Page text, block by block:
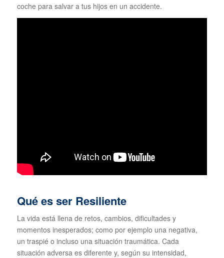
coche para salvar a tus hijos en un accidente.
Qué es ser Resiliente
La vida está llena de retos, cambios, dificultades y
momentos inesperados; como por ejemplo una negativa,
un traspié o incluso una situación traumática. Cada
situación adversa es diferente y, según su intensidad,